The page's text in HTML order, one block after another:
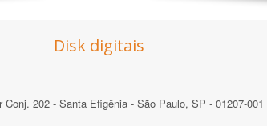
Disk digitais
202 - Santa Efigênia - São Paulo, SP - 01207-001